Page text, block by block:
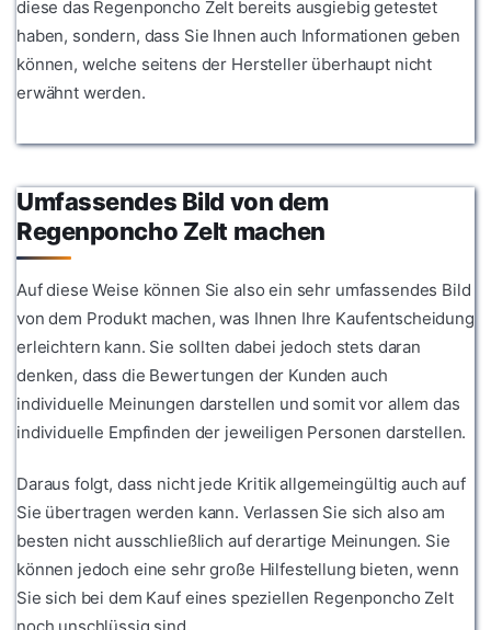
diese das Regenponcho Zelt bereits ausgiebig getestet
haben, sondern, dass Sie Ihnen auch Informationen geben
können, welche seitens der Hersteller überhaupt nicht
erwähnt werden.
Umfassendes Bild von dem
Regenponcho Zelt machen
Auf diese Weise können Sie also ein sehr umfassendes Bild
von dem Produkt machen, was Ihnen Ihre Kaufentscheidung
erleichtern kann. Sie sollten dabei jedoch stets daran
denken, dass die Bewertungen der Kunden auch
individuelle Meinungen darstellen und somit vor allem das
individuelle Empfinden der jeweiligen Personen darstellen.
Daraus folgt, dass nicht jede Kritik allgemeingültig auch auf
Sie übertragen werden kann. Verlassen Sie sich also am
besten nicht ausschließlich auf derartige Meinungen. Sie
können jedoch eine sehr große Hilfestellung bieten, wenn
Sie sich bei dem Kauf eines speziellen Regenponcho Zelt